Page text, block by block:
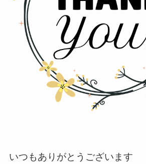
いつもありがとうございます